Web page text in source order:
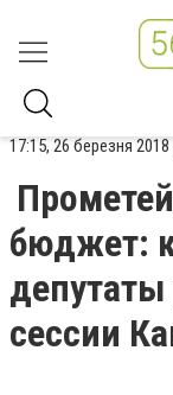
17:15, 26 березня 2018
бюджет:
сессии